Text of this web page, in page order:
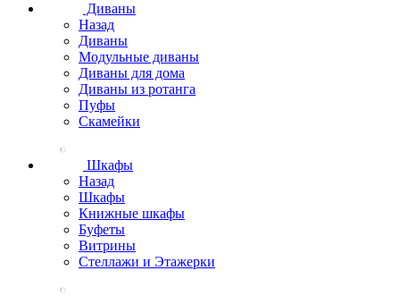
Диваны
Назад
Диваны
Модульные диваны
Диваны для дома
Диваны из ротанга
Пуфы
Скамейки
Шкафы
Назад
Шкафы
Книжные шкафы
Буфеты
Витрины
Стеллажи и Этажерки